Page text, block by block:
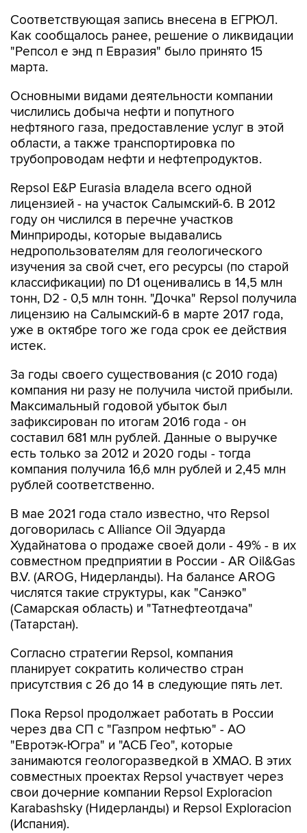
Соответствующая запись внесена в ЕГРЮЛ.
Как сообщалось ранее, решение о ликвидации
"Репсол е энд п Евразия" было принято 15
марта.
Основными видами деятельности компании
числились добыча нефти и попутного
нефтяного газа, предоставление услуг в этой
области, а также транспортировка по
трубопроводам нефти и нефтепродуктов.
Repsol E&P Eurasia владела всего одной
лицензией - на участок Салымский-6. В 2012
году он числился в перечне участков
Минприроды, которые выдавались
недропользователям для геологического
изучения за свой счет, его ресурсы (по старой
классификации) по D1 оценивались в 14,5 млн
тонн, D2 - 0,5 млн тонн. "Дочка" Repsol получила
лицензию на Салымский-6 в марте 2017 года,
уже в октябре того же года срок ее действия
истек.
За годы своего существования (с 2010 года)
компания ни разу не получила чистой прибыли.
Максимальный годовой убыток был
зафиксирован по итогам 2016 года - он
составил 681 млн рублей. Данные о выручке
есть только за 2012 и 2020 годы - тогда
компания получила 16,6 млн рублей и 2,45 млн
рублей соответственно.
В мае 2021 года стало известно, что Repsol
договорилась с Alliance Oil Эдуарда
Худайнатова о продаже своей доли - 49% - в их
совместном предприятии в России - AR Oil&Gas
B.V. (AROG, Нидерланды). На балансе AROG
числятся такие структуры, как "Санэко"
(Самарская область) и "Татнефтеотдача"
(Татарстан).
Согласно стратегии Repsol, компания
планирует сократить количество стран
присутствия с 26 до 14 в следующие пять лет.
Пока Repsol продолжает работать в России
через два СП с "Газпром нефтью" - АО
"Евротэк-Югра" и "АСБ Гео", которые
занимаются геологоразведкой в ХМАО. В этих
совместных проектах Repsol участвует через
свои дочерние компании Repsol Exploracion
Karabashsky (Нидерланды) и Repsol Exploracion
(Испания).